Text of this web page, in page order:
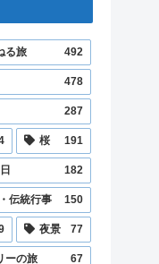
る旅 492
478
287
桜 191
182
伝統行事 150
夜景 77
ーの旅 67